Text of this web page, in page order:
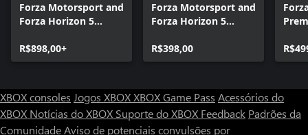
Forza Motorsport and
Forza Horizon 5
Bundle
R$898,00+
Forza Motorsport and
Forza Horizon 5
Bundle
R$398,00
XBOX consoles Jogos XBOXXBOX Game Pass Acessórios do
XBOX Notícias do XBOX Suporte do XBOX Feedback Padrões da
ComunidadeAviso de potenciais convulsões por